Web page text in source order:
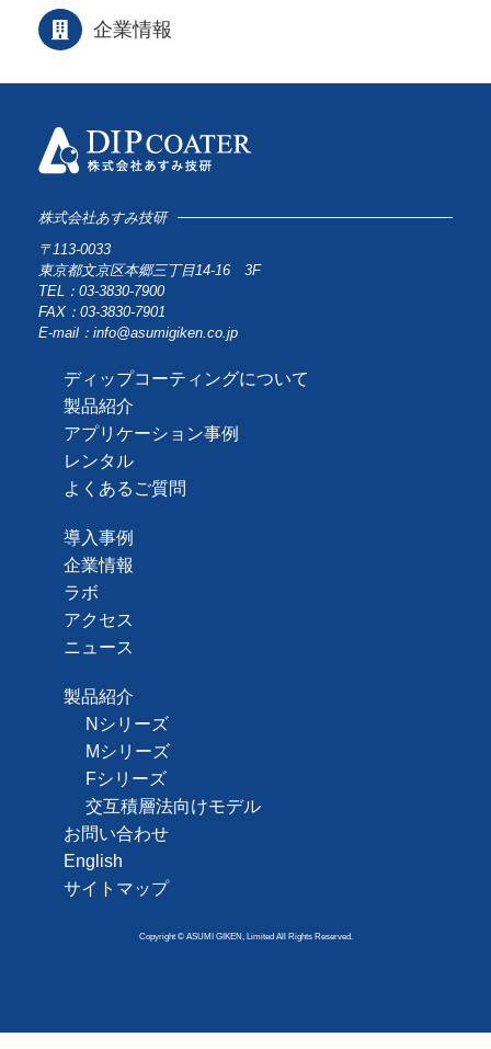
企業情報
株式会社あすみ技研
〒113-0033
東京都文京区本郷三丁目14-16 3F
TEL：03-3830-7900
FAX：03-3830-7901
E-mail：info@asumigiken.co.jp
ディップコーティングについて
製品紹介
アプリケーション事例
レンタル
よくあるご質問
導入事例
企業情報
ラボ
アクセス
ニュース
製品紹介
Nシリーズ
Mシリーズ
Fシリーズ
交互積層法向けモデル
お問い合わせ
English
サイトマップ
Copyright © ASUMI GIKEN, Limited All Rights Reserved.